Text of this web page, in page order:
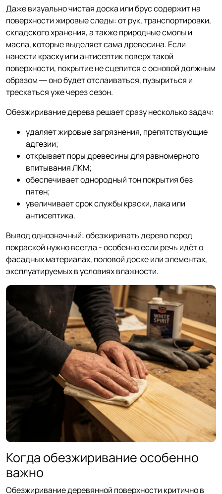
Даже визуально чистая доска или брус содержит на
поверхности жировые следы: от рук, транспортировки,
складского хранения, а также природные смолы и
масла, которые выделяет сама древесина. Если
нанести краску или антисептик поверх такой
поверхности, покрытие не сцепится с основой должным
образом — оно будет отслаиваться, пузыриться и
трескаться уже через сезон.
Обезжиривание дерева решает сразу несколько задач:
удаляет жировые загрязнения, препятствующие
адгезии;
открывает поры древесины для равномерного
впитывания ЛКМ;
обеспечивает однородный тон покрытия без
пятен;
увеличивает срок службы краски, лака или
антисептика.
Вывод однозначный: обезжиривать дерево перед
покраской нужно всегда - особенно если речь идёт о
фасадных материалах, половой доске или элементах,
эксплуатируемых в условиях влажности.
Когда обезжиривание особенно
важно
Обезжиривание деревянной поверхности критично в